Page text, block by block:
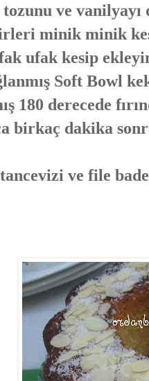
ve vanilyayı
minik minik
ufak kesip
Soft Bowl
180 derecede
birkaç dakika
ve file